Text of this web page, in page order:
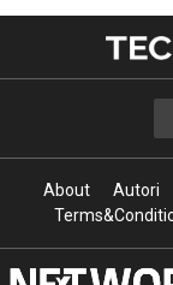
About Autori